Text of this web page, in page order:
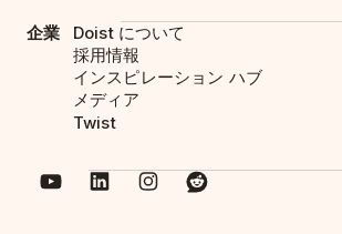
企業
Doist について
採用情報
インスピレーション ハブ
メディア
Twist